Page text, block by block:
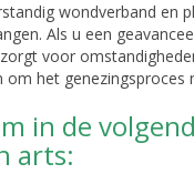
wondverband en
Als u een
voor
het genezingsproces
in de
arts: